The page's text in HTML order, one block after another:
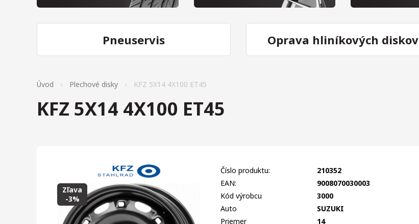
Pneuservis Oprava hliníkových diskov
Úvod Plechové disky KFZ 5X14 4X100 ET45
KFZ 5X14 4X100 ET45
Zľava
-3%
Číslo produktu:
210352
EAN:
9008070030003
Kód výrobcu
3000
Auto
SUZUKI
Priemer
14